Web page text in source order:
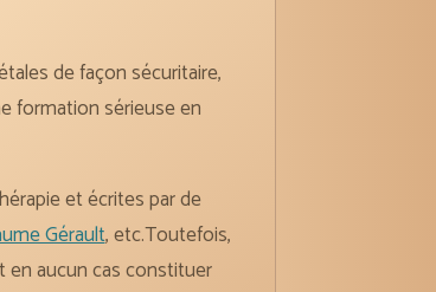
de façon sécuritaire,
formation sérieuse en
et écrites par de
Gérault, etc.Toutefois,
en aucun cas constituer